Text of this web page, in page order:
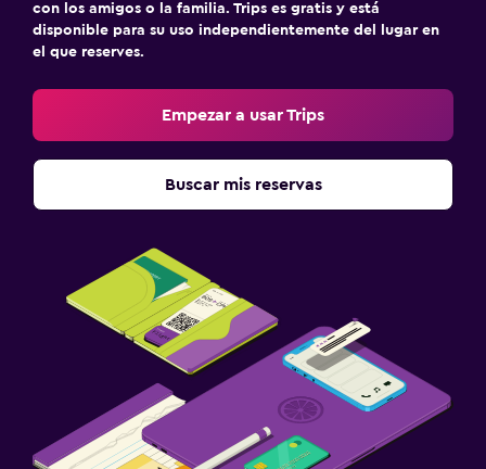
con los amigos o la familia. Trips es gratis y está
disponible para su uso independientemente del lugar en
el que reserves.
Empezar a usar Trips
Buscar mis reservas